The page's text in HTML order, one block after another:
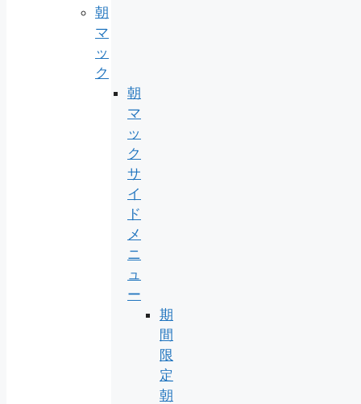
朝
マ
ッ
ク
朝
マ
ッ
ク
サ
イ
ド
メ
ニ
ュ
ー
期
間
限
定
朝